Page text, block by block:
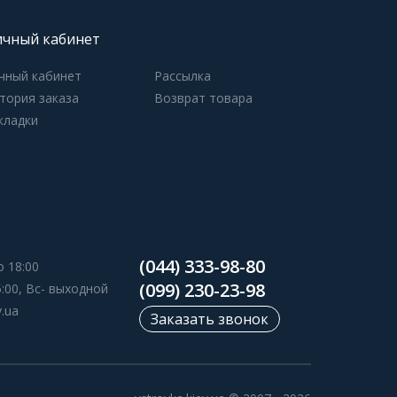
кабинет
кабинет
заказа
Рассылка
Возврат товара
18:00
Вс- выходной
(044) 333-98-80
(099) 230-23-98
Заказать звонок